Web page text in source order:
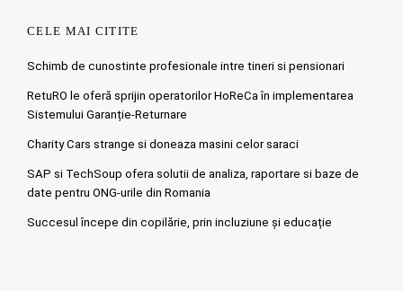
CELE MAI CITITE
Schimb de cunostinte profesionale intre tineri si pensionari
RetuRO le oferă sprijin operatorilor HoReCa în implementarea
Sistemului Garanție-Returnare
Charity Cars strange si doneaza masini celor saraci
SAP si TechSoup ofera solutii de analiza, raportare si baze de
date pentru ONG-urile din Romania
Succesul începe din copilărie, prin incluziune și educație